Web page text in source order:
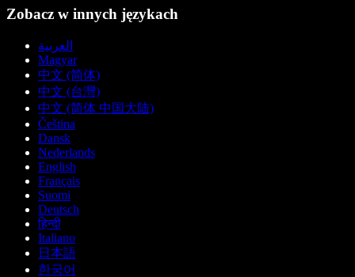
Zobacz w innych językach
العربية
Magyar
中文 (简体)
中文 (台灣)
中文 (简体 中国大陆)
Čeština
Dansk
Nederlands
English
Français
Suomi
Deutsch
हिन्दी
Italiano
日本語
한국어